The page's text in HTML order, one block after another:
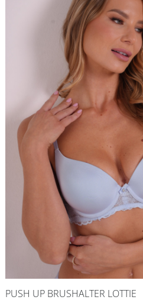
PUSH UP BRUSHALTER LOTTIE